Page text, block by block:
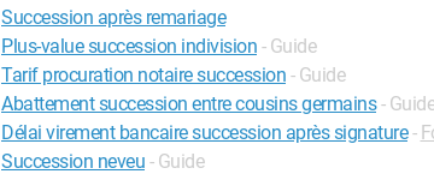
Succession après remariage
Plus-value succession indivision - Guide
Tarif procuration notaire succession - Guide
Abattement succession entre cousins germains - Guide
Délai virement bancaire succession après signature -
Succession neveu - Guide